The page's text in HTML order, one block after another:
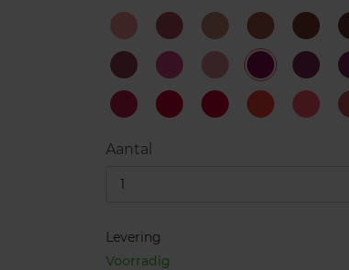
Joyful
Watermelon
10
Glamorous
Blush
Addicting
Beige
12
Enterprising
Nude
13
18
Nasty
Rose
19
Naughty
Pink
Fresh
Peony
20
Free
Magenta
21
Divine
DaringExcitingOutrageousKickass
Aantal
1
Levering
Voorradig